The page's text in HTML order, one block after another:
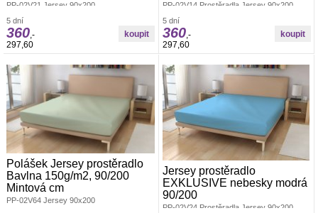
PP-02V21 Jersey 90x200
5 dní
360,-
297,60
PP-02V14 Prostěradla Jersey 90x200
5 dní
360,-
297,60
Polášek Jersey prostěradlo
Bavlna 150g/m2, 90/200
Mintová cm
PP-02V64 Jersey 90x200
Jersey prostěradlo
EXKLUSIVE nebesky modrá
90/200
PP-02V24 Prostěradla Jersey 90x200